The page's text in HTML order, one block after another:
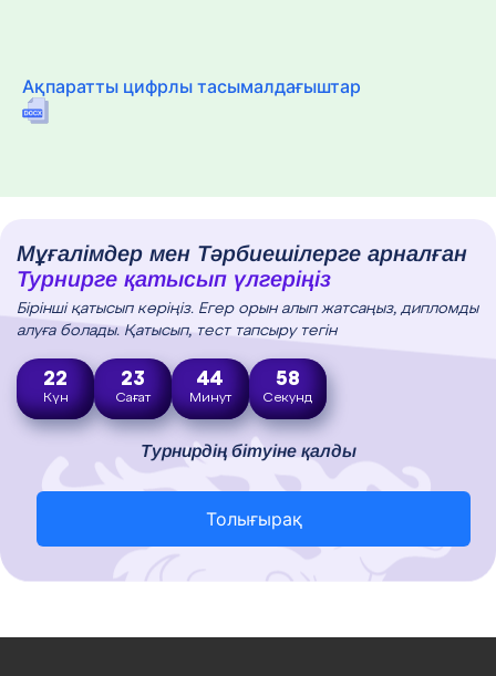
Ақпаратты цифрлы тасымалдағыштар
Мұғалімдер мен Тәрбиешілерге арналған
Турнирге қатысып үлгеріңіз
Бірінші қатысып көріңіз. Егер орын алып жатсаңыз, дипломды
алуға болады. Қатысып, тест тапсыру тегін
22
Күн
23
Сағат
44
Минут
56
Секунд
Турнирдің бітуіне қалды
Толығырақ